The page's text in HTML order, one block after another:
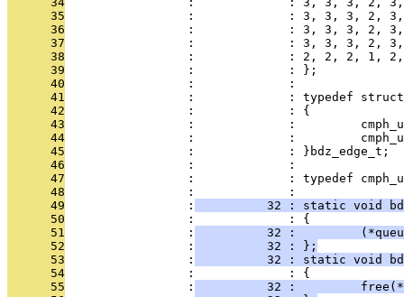
      35
:             : 3, 3, 3, 2,
      36
:             : 3, 3, 3, 2,
      37
:             : 3, 3, 3, 2,
      38
:             : 2, 2, 2, 1,
      39
                 :             : };
      40
                 :             :
      41
:             : typedef
      42
                 :             : {
      43
:             :
      44
:             :
      45
                 :             : }bdz_edge_t;
      46
                 :             :
      47
:             : typedef
      48
                 :             :
      49
                 :
32 : static void
      50
                 :             : {
      51
                 :
32 :
      52
                 :
          32 : };
      53
                 :
32 : static void
      54
                 :             : {
      55
                 :
32 :